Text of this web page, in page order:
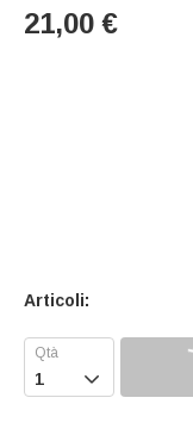
21,00 €
Articoli:
